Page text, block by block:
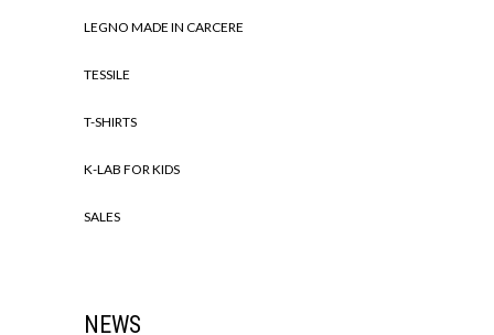
LEGNO MADE IN CARCERE
TESSILE
T-SHIRTS
K-LAB FOR KIDS
SALES
NEWS